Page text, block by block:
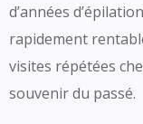
d’années
rapidement
visites répétées
souvenir du passé.